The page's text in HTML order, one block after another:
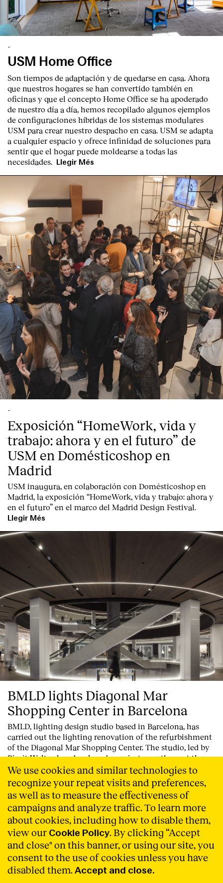
English Español Italiano Català
-
USM Home Office
Son tiempos de adaptación y de quedarse en casa. Ahora
que nuestros hogares se han convertido también en
oficinas y que el concepto Home Office se ha apoderado
de nuestro día a día, hemos recopilado algunos ejemplos
de configuraciones híbridas de los sistemas modulares
USM para crear nuestro despacho en casa. USM se adapta
a cualquier espacio y ofrece infinidad de soluciones para
sentir que el hogar puede moldearse a todas las
necesidades.
Llegir Més
-
Exposición “HomeWork, vida y
trabajo: ahora y en el futuro” de
USM en Domésticoshop en
Madrid
USM inaugura, en colaboración con Domésticoshop en
Madrid, la exposición “HomeWork, vida y trabajo: ahora y
en el futuro” en el marco del Madrid Design Festival.
Llegir Més
BMLD lights Diagonal Mar
Shopping Center in Barcelona
BMLD, lighting design studio based in Barcelona, has
carried out the lighting renovation of the refurbishment
of the Diagonal Mar Shopping Center. The studio, led by
Birgit Walter, has developed a project over the past three
years. Llegir Més
We use cookies and similar technologies to
recognize your repeat visits and preferences,
as well as to measure the effectiveness of
campaigns and analyze traffic. To learn more
about cookies, including how to disable them,
view our Cookie Policy. By clicking “Accept
and close" on this banner, or using our site, you
consent to the use of cookies unless you have
disabled them. Accept and close.